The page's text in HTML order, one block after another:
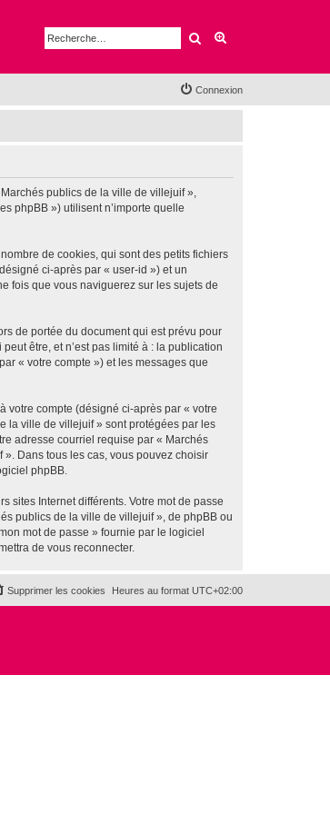
Rechercher
Connexion
publics de la ville de villejuif »,
phpBB ») utilisent n’importe quelle
de cookies, qui sont des petits fichiers
ci-après par « user-id ») et un
fois que vous naviguerez sur les sujets de
de portée du document qui est prévu pour
être, et n’est pas limité à : la publication
« votre compte ») et les messages que
votre compte (désigné ci-après par « votre
la ville de villejuif » sont protégées par les
adresse courriel requise par « Marchés
Dans tous les cas, vous pouvez choisir
phpBB.
sites Internet différents. Votre mot de passe
publics de la ville de villejuif », de phpBB ou
mot de passe » fournie par le logiciel
de vous reconnecter.
Heures au format UTC+02:00
Supprimer les cookies